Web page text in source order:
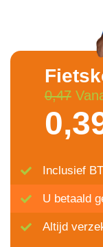
0,47
Inclusief
U betaald
Altijd